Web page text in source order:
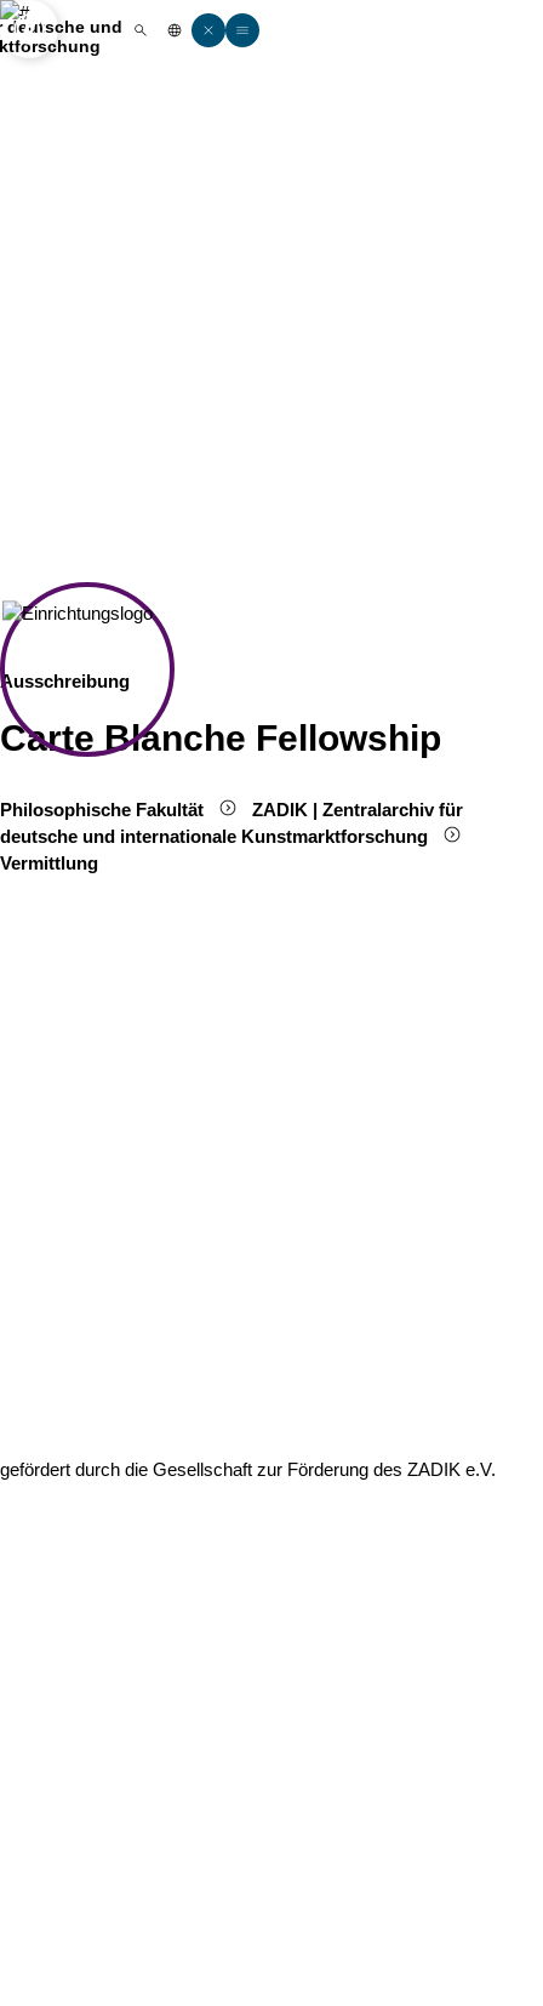
zu Köln
deutsche und
Suche öffnen
Sprachauswahl öffnen
Menü schließen
Menü öffnen
Open quicklink menu
Ausschreibung
Carte Blanche Fellowship
Philosophische Fakultät
ZADIK | Zentralarchiv für
deutsche und internationale Kunstmarktforschung
Vermittlung
gefördert durch die Gesellschaft zur Förderung des ZADIK e.V.